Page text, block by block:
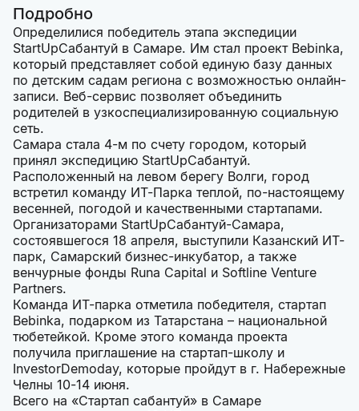
Подробно
Определилися победитель этапа экспедиции
StartUpСабантуй в Самаре. Им стал проект Bebinka,
который представляет собой единую базу данных
по детским садам региона с возможностью онлайн-
записи. Веб-сервис позволяет объединить
родителей в узкоспециализированную социальную
сеть.
Самара стала 4-м по счету городом, который
принял экспедицию StartUpСабантуй.
Расположенный на левом берегу Волги, город
встретил команду ИТ-Парка теплой, по-настоящему
весенней, погодой и качественными стартапами.
Организаторами StartUpСабантуй-Самара,
состоявшегося 18 апреля, выступили Казанский ИТ-
парк, Самарский бизнес-инкубатор, а также
венчурные фонды Runa Capital и Softline Venture
Partners.
Команда ИТ-парка отметила победителя, стартап
Bebinka, подарком из Татарстана – национальной
тюбетейкой. Кроме этого команда проекта
получила приглашение на стартап-школу и
InvestorDemoday, которые пройдут в г. Набережные
Челны 10-14 июня.
Всего на «Стартап сабантуй» в Самаре